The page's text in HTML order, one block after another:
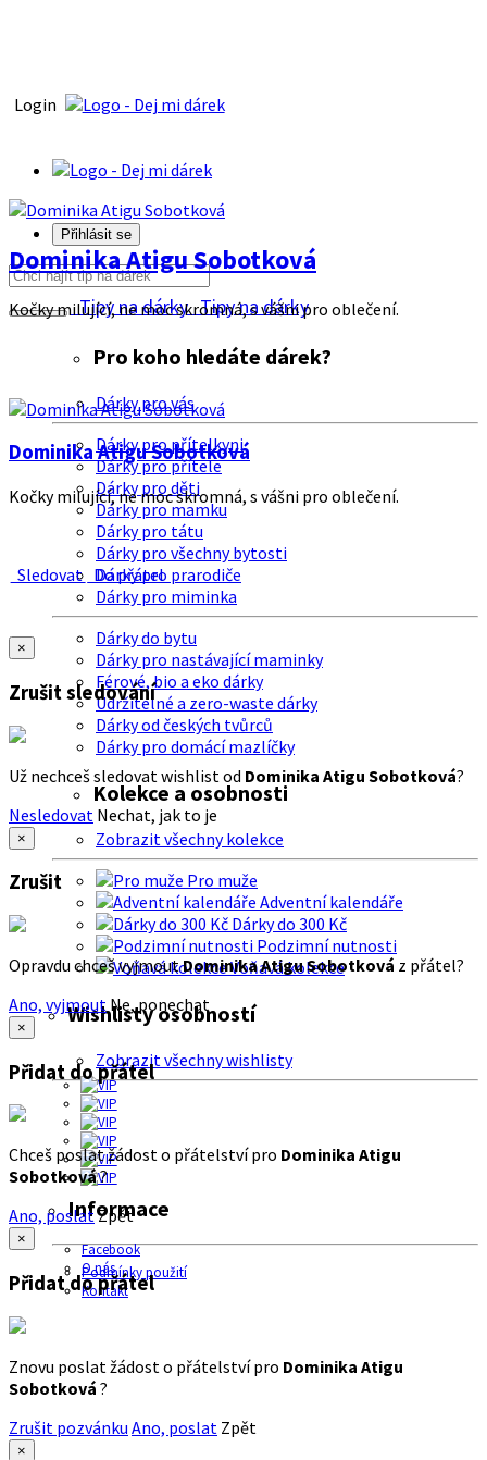
Login
Přihlásit se
Tipy na dárkyTipy na dárky
Pro koho hledáte dárek?
Dárky pro vás
Dárky pro přítelkyni
Dárky pro přítele
Dárky pro děti
Dárky pro mamku
Dárky pro tátu
Dárky pro všechny bytosti
Dárky pro prarodiče
Dárky pro miminka
Dárky do bytu
Dárky pro nastávající maminky
Férové, bio a eko dárky
Udržitelné a zero-waste dárky
Dárky od českých tvůrců
Dárky pro domácí mazlíčky
Kolekce a osobnosti
Zobrazit všechny kolekce
Pro muže
Adventní kalendáře
Dárky do 300 Kč
Podzimní nutnosti
Voňavá kolekce
Wishlisty osobností
Zobrazit všechny wishlisty
Informace
Facebook
O nás
Podmínky použití
Kontakt
Dominika Atigu Sobotková
Kočky milující, ne moc skromná, s vášni pro oblečení.
Dominika Atigu Sobotková
Kočky milující, ne moc skromná, s vášni pro oblečení.
Sledovat Do přátel
×
Zrušit sledování
Už nechceš sledovat wishlist od Dominika Atigu Sobotková?
Nesledovat Nechat, jak to je
×
Zrušit
Opravdu chceš vyjmoutDominika Atigu Sobotková z přátel?
Ano, vyjmout Ne, ponechat
×
Přidat do přátel
Chceš poslat žádost o přátelství pro Dominika Atigu
Sobotková?
Ano, poslatZpět
×
Přidat do přátel
Znovu poslat žádost o přátelství pro Dominika Atigu
Sobotková ?
Zrušit pozvánku Ano, poslat Zpět
×